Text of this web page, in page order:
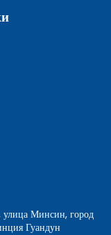
Минсин, город
Гуандун